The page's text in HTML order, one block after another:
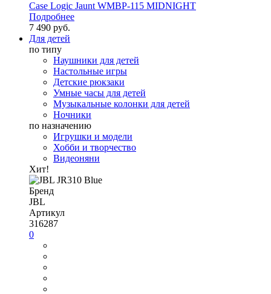
Case Logic Jaunt WMBP-115 MIDNIGHT
Подробнее
7 490 руб.
Для детей
по типу
Наушники для детей
Настольные игры
Детские рюкзаки
Умные часы для детей
Музыкальные колонки для детей
Ночники
по назначению
Игрушки и модели
Хобби и творчество
Видеоняни
Хит!
Бренд
JBL
Артикул
316287
0